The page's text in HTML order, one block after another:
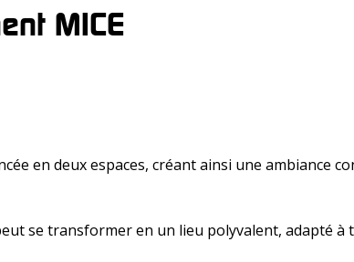
MICE
en deux espaces, créant ainsi une ambiance
se transformer en un lieu polyvalent, adapté